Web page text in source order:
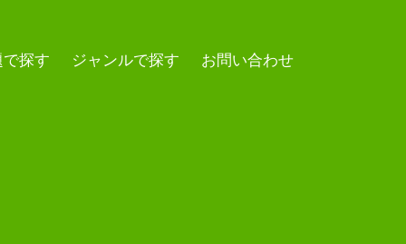
探す ジャンルで探す お問い合わせ